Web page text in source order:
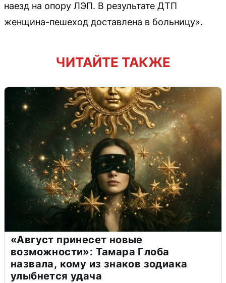
наезд на опору ЛЭП. В результате ДТП
женщина-пешеход доставлена в больницу».
ЧИТАЙТЕ ТАКЖЕ
«Август принесет новые
возможности»: Тамара Глоба
назвала, кому из знаков зодиака
улыбнется удача